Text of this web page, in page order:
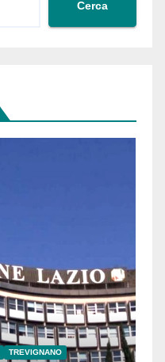
Cerca
TREVIGNANO